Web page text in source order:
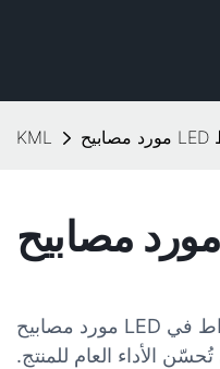
KML
مورد مصابيح LED عالية الإضاءة بقدرة 400 واط في KML يجذب العملاء بتصميمه الجذاب وأدائه
الأداء العام للمنتج.